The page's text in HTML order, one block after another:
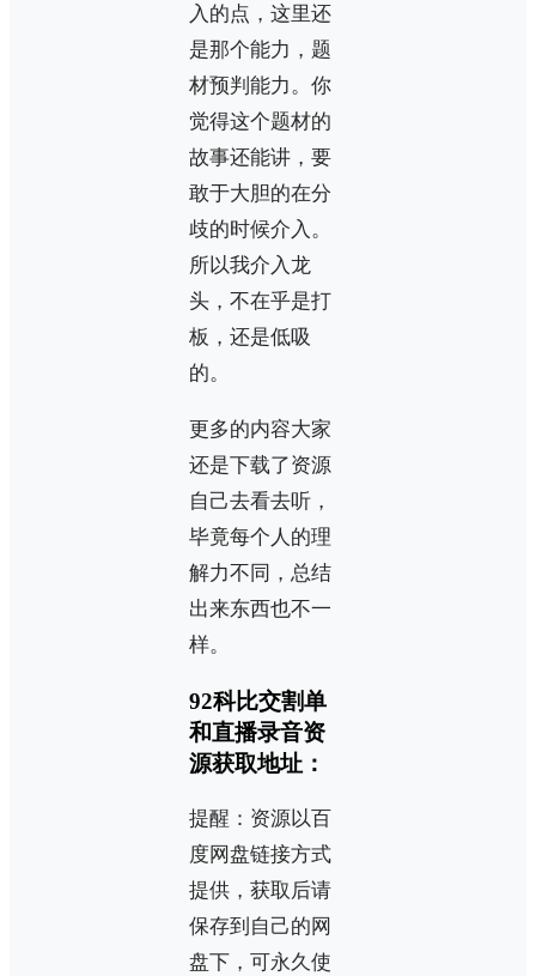
入的点，这里还
是那个能力，题
材预判能力。你
觉得这个题材的
故事还能讲，要
敢于大胆的在分
歧的时候介入。
所以我介入龙
头，不在乎是打
板，还是低吸
的。
更多的内容大家
还是下载了资源
自己去看去听，
毕竟每个人的理
解力不同，总结
出来东西也不一
样。
92科比交割单
和直播录音资
源获取地址：
提醒：资源以百
度网盘链接方式
提供，获取后请
保存到自己的网
盘下，可永久使